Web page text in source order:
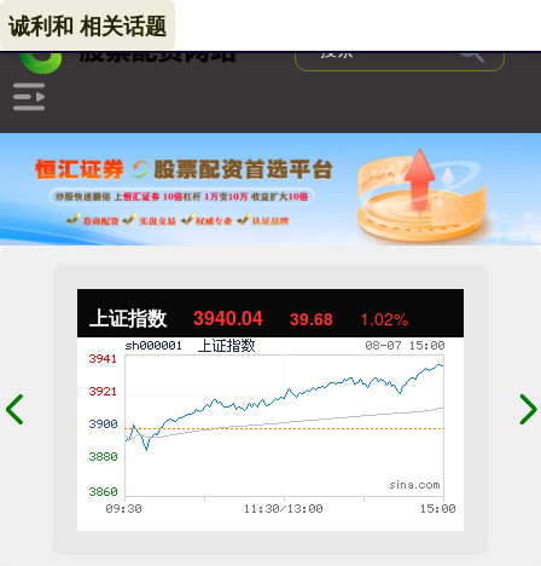
上证指数 3940.04 39.68 1.02%
诚利和 相关话题